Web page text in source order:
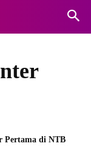
Pertama di NTB